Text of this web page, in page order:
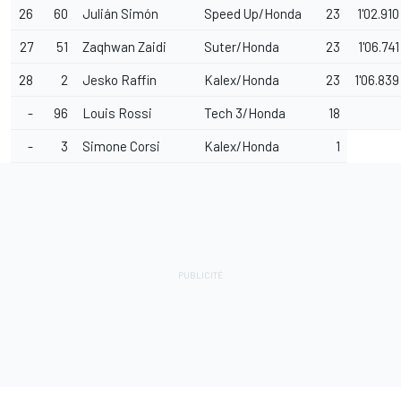
26 60 Julián Simón Speed Up/Honda 23 1'02.910
27 51 Zaqhwan Zaidi Suter/Honda 23 1'06.741
28 2 Jesko Raffin Kalex/Honda 23 1'06.839
- 96 Louis Rossi Tech 3/Honda 18
- 3 Simone Corsi Kalex/Honda 1